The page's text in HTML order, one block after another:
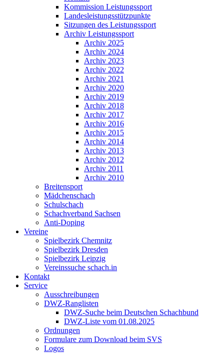
Kommission Leistungssport
Landesleistungsstützpunkte
Sitzungen des Leistungssport
Archiv Leistungssport
Archiv 2025
Archiv 2024
Archiv 2023
Archiv 2022
Archiv 2021
Archiv 2020
Archiv 2019
Archiv 2018
Archiv 2017
Archiv 2016
Archiv 2015
Archiv 2014
Archiv 2013
Archiv 2012
Archiv 2011
Archiv 2010
Breitensport
Mädchenschach
Schulschach
Schachverband Sachsen
Anti-Doping
Vereine
Spielbezirk Chemnitz
Spielbezirk Dresden
Spielbezirk Leipzig
Vereinssuche schach.in
Kontakt
Service
Ausschreibungen
DWZ-Ranglisten
DWZ-Suche beim Deutschen Schachbund
DWZ-Liste vom 01.08.2025
Ordnungen
Formulare zum Download beim SVS
Logos